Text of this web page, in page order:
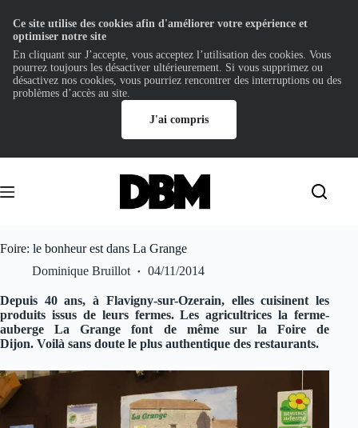
contenu
Foire: le bonheur est dans La Grange
Dominique Bruillot
04/11/2014
Depuis 40 ans, à Flavigny-sur-Ozerain, elles cuisinent les
produits issus de leurs fermes. Les agricultrices la ferme-
auberge La Grange font de même sur la Foire de
Dijon. Voilà sans doute le plus authentique des restaurants.
Ce site utilise des cookies afin d'améliorer votre expérience et
optimiser notre site
En cliquant sur J’accepte, vous acceptez l’utilisation des cookies. Vous
pourrez toujours les désactiver ultérieurement. Si vous supprimez ou
désactivez nos cookies, vous pourriez rencontrer des interruptions ou des
problèmes d’accès au site.
J'ai compris